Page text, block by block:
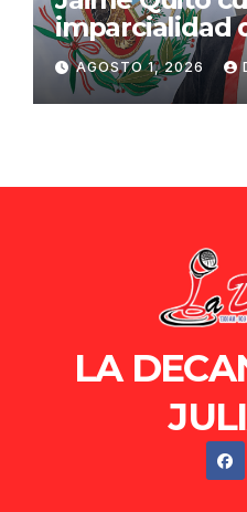
imparcialidad
Constitucional
de Ollanta
AGOSTO 1, 2026
LA